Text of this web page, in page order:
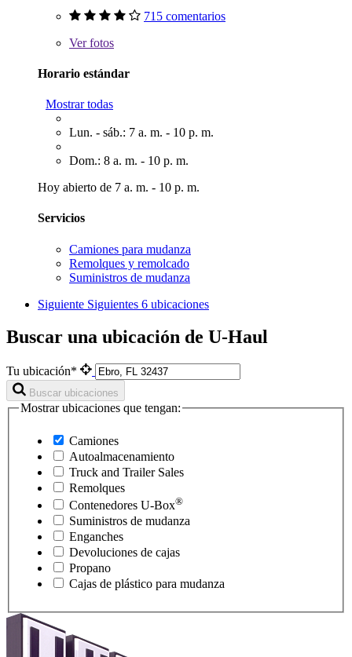
715 comentarios
Verfotos
Horario estándar
Mostrar todas
Lun. - sáb.: 7 a. m. - 10 p. m.
Dom.: 8 a. m. - 10 p. m.
Hoy abierto de 7 a. m. - 10 p. m.
Servicios
Camiones para mudanza
Remolques y remolcado
Suministros de mudanza
Siguiente Siguientes 6 ubicaciones
Buscar una ubicación de U-Haul
Tu ubicación*
Buscar ubicaciones
Mostrar ubicaciones que tengan:
Camiones
Autoalmacenamiento
Truck and Trailer Sales
Remolques
Contenedores U-Box®
Suministros de mudanza
Enganches
Devoluciones de cajas
Propano
Cajas de plástico para mudanza